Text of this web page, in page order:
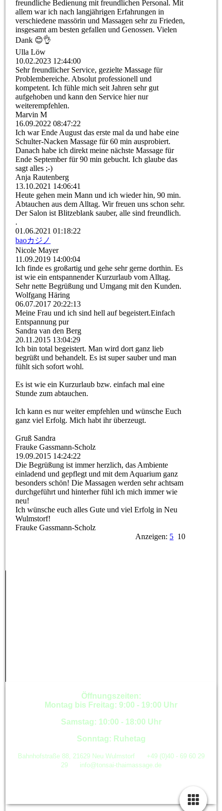
freundliche Bedienung mit freundlichen Personal. Mit
allem war ich nach langjährigen Erfahrungen in
verschiedene massörin und Massagen sehr zu Frieden,
insgesamt am besten gefallen und Genossen. Vielen
Dank 😊👌
Ulla Löw
10.02.2023 12:44:00
Sehr freundlicher Service, gezielte Massage für
Problembereiche. Absolut professionell und
kompetent. Ich fühle mich seit Jahren sehr gut
aufgehoben und kann den Service hier nur
weiterempfehlen.
Marvin M
16.09.2022 08:47:22
Ich war Ende August das erste mal da und habe eine
Schulter-Nacken Massage für 60 min ausprobiert.
Danach habe ich direkt meine nächste Massage für
Ende September für 90 min gebucht. Ich glaube das
sagt alles ;-)
Anja Rautenberg
13.10.2021 14:06:41
Heute gehen mein Mann und ich wieder hin, 90 min.
Abtauchen aus dem Alltag. Wir freuen uns schon sehr.
Der Salon ist Blitzeblank sauber, alle sind freundlich.
.
01.06.2021 01:18:22
baoカ­ジノ­
Nicole Mayer
11.09.2019 14:00:04
Ich finde es großartig und gehe sehr gerne dorthin. Es
ist wie ein entspannender Kurzurlaub vom Alltag.
Sehr nette Begrüßung und Umgang mit den Kunden.
Wolfgang Häring
06.07.2017 20:22:13
Meine Frau und ich sind hell auf begeistert.Einfach
Entspannung pur
Sandra van den Berg
20.11.2015 13:04:29
Ich bin total begeistert. Man wird dort ganz lieb
begrüßt und behandelt. Es ist super sauber und man
fühlt sich sofort wohl.
Es ist wie ein Kurzurlaub bzw. einfach mal eine
Stunde zum abtauchen.
Ich kann es nur weiter empfehlen und wünsche Euch
ganz viel Erfolg. Mich habt ihr überzeugt.
Gruß Sandra
Frauke Gassmann-Scholz
19.09.2015 14:24:22
Die Begrüßung ist immer herzlich, das Ambiente
einladend und gepflegt und mit dem Aquarium ganz
besonders schön! Die Massagen werden sehr achtsam
durchgeführt und hinterher fühl ich mich immer wie
neu!
Ich wünsche euch alles Gute und viel Erfolg in Neu
Wulmstorf!
Frauke Gassmann-Scholz
Anzeigen: 5 10
Öffnungszeiten:
Montag bis Freitag: 9:00 - 19:00 Uhr
Samstag: 10:00 - 18:00 Uhr
Sonntag: Ruhetag
Bahnhofstraße 88, 21629 Neu Wulmstorf +49 (0)40 - 69 60 29
29info@tonsai-thaimassage.de